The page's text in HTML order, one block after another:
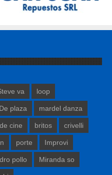
va loop
De plaza mardel danza
cine britos crivelli
porte Improvi
pollo Miranda so